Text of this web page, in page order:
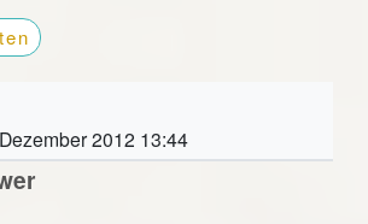
2012 13:44